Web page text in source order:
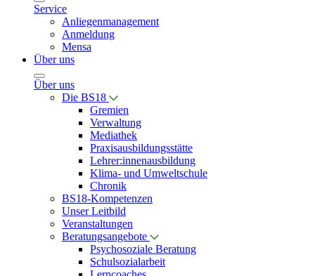
Service
Anliegenmanagement
Anmeldung
Mensa
Über uns
Über uns
Die BS18
Gremien
Verwaltung
Mediathek
Praxisausbildungsstätte
Lehrer:innenausbildung
Klima- und Umweltschule
Chronik
BS18-Kompetenzen
Unser Leitbild
Veranstaltungen
Beratungsangebote
Psychosoziale Beratung
Schulsozialarbeit